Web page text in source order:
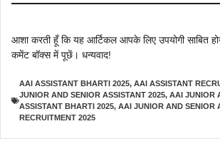
आशा करती हूँ कि यह आर्टिकल आपके लिए उपयोगी साबित
कमेंट बॉक्स में पूछें। धन्यवाद!
AAI ASSISTANT BHARTI 2025, AAI ASSISTANT
JUNIOR AND SENIOR ASSISTANT 2025, AAI JUNIOR
ASSISTANT BHARTI 2025, AAI JUNIOR AND SENIOR
RECRUITMENT 2025